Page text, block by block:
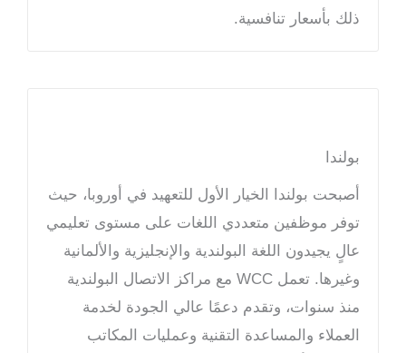
ذلك بأسعار تنافسية.
بولندا
أصبحت بولندا الخيار الأول للتعهيد في أوروبا، حيث
توفر موظفين متعددي اللغات على مستوى تعليمي
عالٍ يجيدون اللغة البولندية والإنجليزية والألمانية
وغيرها. تعمل WCC مع مراكز الاتصال البولندية
منذ سنوات، وتقدم دعمًا عالي الجودة لخدمة
العملاء والمساعدة التقنية وعمليات المكاتب